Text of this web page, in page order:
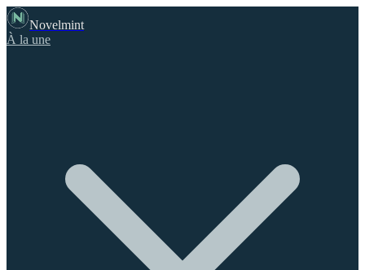
Novelmint
À la une